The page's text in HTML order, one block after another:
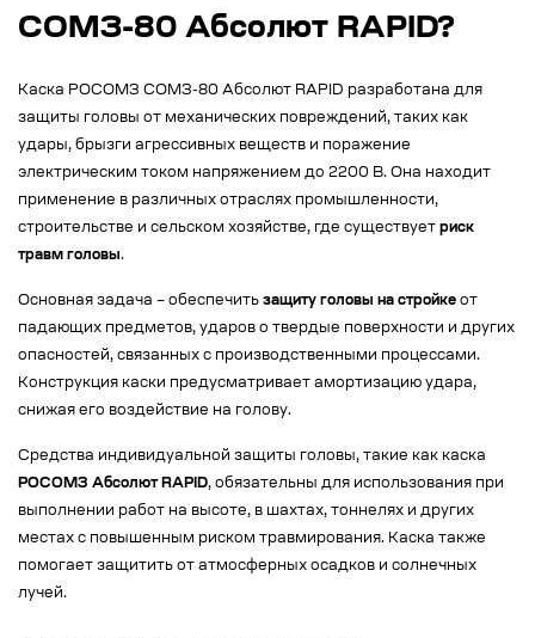
СОМЗ-80 Абсолют RAPID?
Каска РОСОМЗ СОМЗ-80 Абсолют RAPID разработана для
защиты головы от механических повреждений, таких как
удары, брызги агрессивных веществ и поражение
электрическим током напряжением до 2200 В. Она находит
применение в различных отраслях промышленности,
строительстве и сельском хозяйстве, где существует риск
травм головы.
Основная задача – обеспечить защиту головы на стройке от
падающих предметов, ударов о твердые поверхности и других
опасностей, связанных с производственными процессами.
Конструкция каски предусматривает амортизацию удара,
снижая его воздействие на голову.
Средства индивидуальной защиты головы, такие как каска
РОСОМЗ Абсолют RAPID, обязательны для использования при
выполнении работ на высоте, в шахтах, тоннелях и других
местах с повышенным риском травмирования. Каска также
помогает защитить от атмосферных осадков и солнечных
лучей.